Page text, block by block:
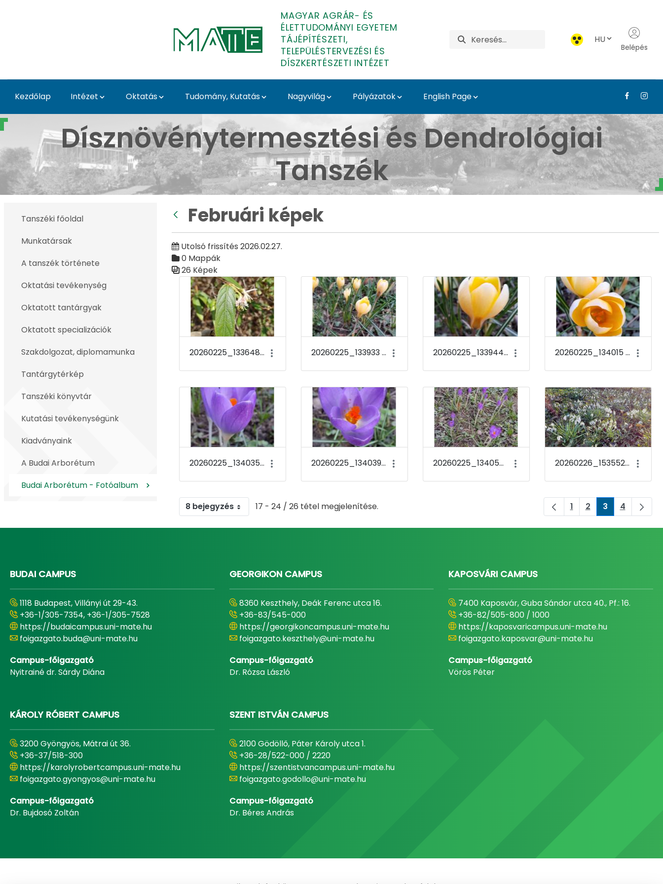
MAGYAR AGRÁR- ÉS
ÉLETTUDOMÁNYI EGYETEM
TÁJÉPÍTÉSZETI,
TELEPÜLÉSTERVEZÉSI ÉS
DÍSZKERTÉSZETI INTÉZET
HU
Belépés
Kezdőlap Intézet Oktatás Tudomány, Kutatás Nagyvilág Pályázatok English Page
Februári képek - Budai Arborétum - Médiatár - Tájépítészeti,
Dísznövénytermesztési és Dendrológiai
Tanszék
Tanszéki főoldal
Munkatársak
A tanszék története
Oktatási tevékenység
Oktatott tantárgyak
Oktatott specializációk
Szakdolgozat, diplomamunka
Tantárgytérkép
Tanszéki könyvtár
Kutatási tevékenységünk
Kiadványaink
A Budai Arborétum
Budai Arborétum - Fotóalbum
Februári képek
Utolsó frissítés 2026.02.27.
0 Mappák
26 Képek
Médiatár
20260225_133648 Lonicera standishii f. lancifolia 20260225_133933 Crocus chrysanthus &#39;Romance&#39; 20260225_133944 Crocus chrysanthus &#39;Romance&#39; 20260225_134015 Crocus chrysanthus &#39;Romance&#39;
20260225_134035 Crocus tommasinianus &#39;Barr&#39;s Purple&#39; 20260225_134039 Crocus tommasinianus &#39;Barr&#39;s Purple&#39; 20260225_134054 Crocus tommasinianus &#39;Barr&#39;s Purple&#39; 20260226_153552 Galanthus nivalis
8 bejegyzés 17 - 24 / 26 tétel megjelenítése. Oldal
1 Oldal
2 Oldal
3 Oldal
4
BUDAI CAMPUS
1118 Budapest, Villányi út 29-43.
+36-1/305-7354, +36-1/305-7528
https://budaicampus.uni-mate.hu
foigazgato.buda@uni-mate.hu
Campus-főigazgató
Nyitrainé dr. Sárdy Diána
GEORGIKON CAMPUS
8360 Keszthely, Deák Ferenc utca 16.
+36-83/545-000
https://georgikoncampus.uni-mate.hu
foigazgato.keszthely@uni-mate.hu
Campus-főigazgató
Dr. Rózsa László
KAPOSVÁRI CAMPUS
7400 Kaposvár, Guba Sándor utca 40., Pf.: 16.
+36-82/505-800 / 1000
https://kaposvaricampus.uni-mate.hu
foigazgato.kaposvar@uni-mate.hu
Campus-főigazgató
Vörös Péter
KÁROLY RÓBERT CAMPUS
3200 Gyöngyös, Mátrai út 36.
+36-37/518-300
https://karolyrobertcampus.uni-mate.hu
foigazgato.gyongyos@uni-mate.hu
Campus-főigazgató
Dr. Bujdosó Zoltán
SZENT ISTVÁN CAMPUS
2100 Gödöllő, Páter Károly utca 1.
+36-28/522-000 / 2220
https://szentistvancampus.uni-mate.hu
foigazgato.godollo@uni-mate.hu
Campus-főigazgató
Dr. Béres András